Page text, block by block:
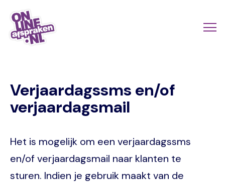
Naar
hoofdinhoud
Verjaardagssms en/of
verjaardagsmail
Het is mogelijk om een verjaardagssms
en/of verjaardagsmail naar klanten te
sturen. Indien je gebruik maakt van de